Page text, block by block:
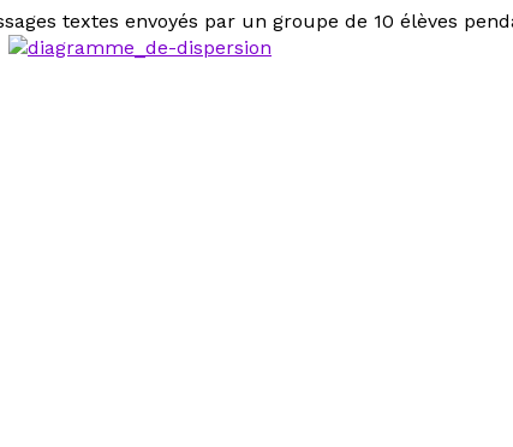
textes envoyés par un groupe de 10 élèves